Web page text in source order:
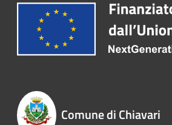
Comune di Chiavari